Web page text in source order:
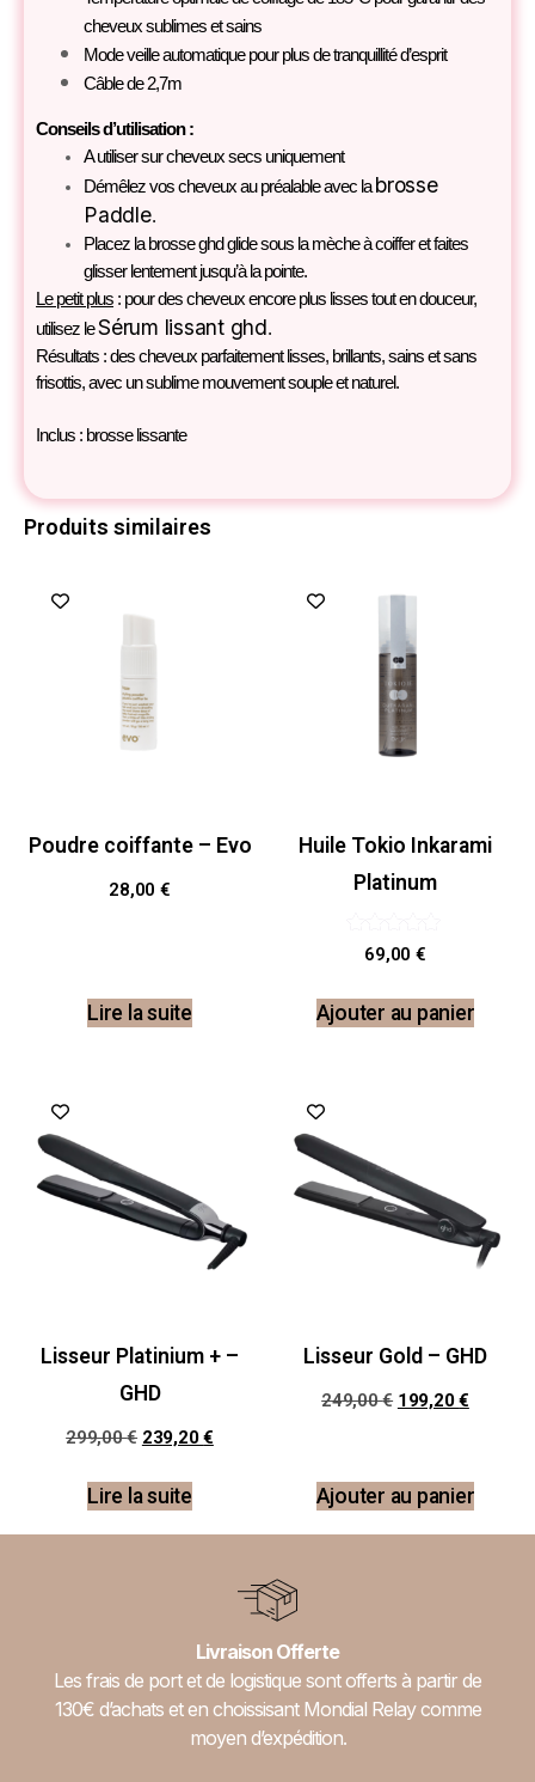
cheveux sublimes et sains
Mode veille automatique pour plus de tranquillité d’esprit
Câble de 2,7m
Conseils d’utilisation :
A utiliser sur cheveux secs uniquement
Démêlez vos cheveux au préalable avec labrosse
Paddle.
Placez la brosse ghd glide sous la mèche à coiffer et faites
glisser lentement jusqu’à la pointe.
Le petit plus : pour des cheveux encore plus lisses tout en douceur,
utilisez leSérum lissant ghd.
Résultats : des cheveux parfaitement lisses, brillants, sains et sans
frisottis, avec un sublime mouvement souple et naturel.
Inclus : brosse lissante
Produits similaires
Poudre coiffante – Evo
28,00 €
Lire la suite
Huile Tokio Inkarami
Platinum
Note
5.00
69,00 €
Ajouter au panier
Lisseur Platinium + –
GHD
299,00€ 239,20€
Lire la suite
Lisseur Gold – GHD
249,00€ 199,20€
Ajouter au panier
Livraison Offerte
Les frais de port et de logistique sont offerts à partir de
130€ d’achats et en choissisant Mondial Relay comme
moyen d’expédition.